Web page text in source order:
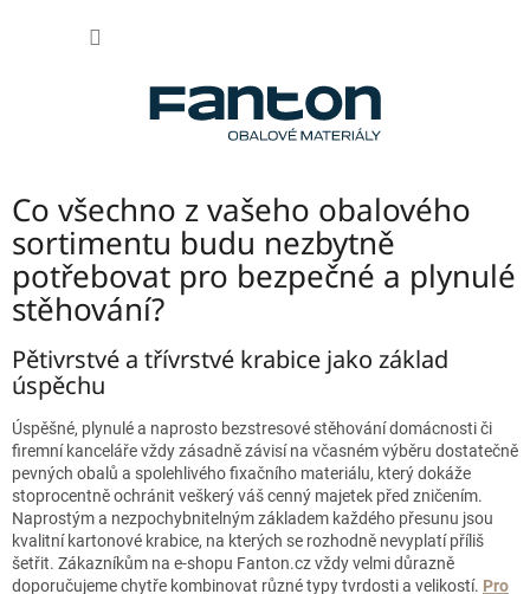
Co všechno z vašeho obalového
sortimentu budu nezbytně
potřebovat pro bezpečné a plynulé
stěhování?
Pětivrstvé a třívrstvé krabice jako základ
úspěchu
Úspěšné, plynulé a naprosto bezstresové stěhování domácnosti či
firemní kanceláře vždy zásadně závisí na včasném výběru dostatečně
pevných obalů a spolehlivého fixačního materiálu, který dokáže
stoprocentně ochránit veškerý váš cenný majetek před zničením.
Naprostým a nezpochybnitelným základem každého přesunu jsou
kvalitní kartonové krabice, na kterých se rozhodně nevyplatí příliš
šetřit. Zákazníkům na e-shopu Fanton.cz vždy velmi důrazně
doporučujeme chytře kombinovat různé typy tvrdosti a velikostí. Pro